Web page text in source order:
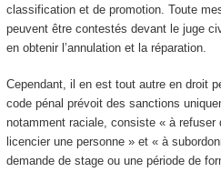
classification et de promotion. Toute
peuvent être contestés devant le juge
en obtenir l’annulation et la réparation.
Cependant, il en est tout autre en droit
code pénal prévoit des sanctions
notamment raciale, consiste « à refuser
licencier une personne » et « à
demande de stage ou une période de